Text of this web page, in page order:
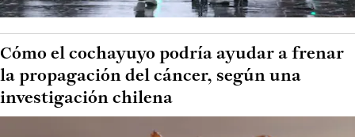
Cómo el cochayuyo podría ayudar a frenar
la propagación del cáncer, según una
investigación chilena